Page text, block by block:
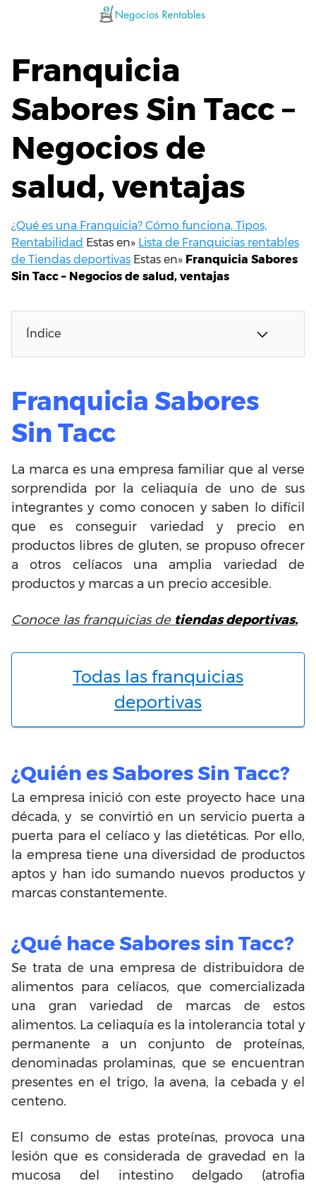
Franquicia
Sabores Sin Tacc –
Negocios de
salud, ventajas
¿Qué es una Franquicia? Cómo funciona, Tipos,
Rentabilidad Estas en» Lista de Franquicias rentables
de Tiendas deportivas Estas en» Franquicia Sabores
Sin Tacc – Negocios de salud, ventajas
Índice
Franquicia Sabores
Sin Tacc
La marca es una empresa familiar que al verse
sorprendida por la celiaquía de uno de sus
integrantes y como conocen y saben lo difícil
que es conseguir variedad y precio en
productos libres de gluten, se propuso ofrecer
a otros celíacos una amplia variedad de
productos y marcas a un precio accesible.
Conoce las franquicias de tiendas deportivas.
Todas las franquicias
deportivas
¿Quién es Sabores Sin Tacc?
La empresa inició con este proyecto hace una
década, y se convirtió en un servicio puerta a
puerta para el celíaco y las dietéticas. Por ello,
la empresa tiene una diversidad de productos
aptos y han ido sumando nuevos productos y
marcas constantemente.
¿Qué hace Sabores sin Tacc?
Se trata de una empresa de distribuidora de
alimentos para celíacos, que comercializada
una gran variedad de marcas de estos
alimentos. La celiaquía es la intolerancia total y
permanente a un conjunto de proteínas,
denominadas prolaminas, que se encuentran
presentes en el trigo, la avena, la cebada y el
centeno.
El consumo de estas proteínas, provoca una
lesión que es considerada de gravedad en la
mucosa del intestino delgado (atrofia